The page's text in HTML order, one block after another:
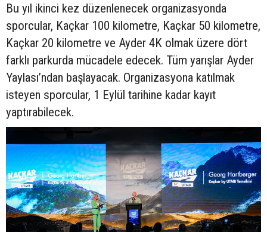
Bu yıl ikinci kez düzenlenecek organizasyonda
sporcular, Kaçkar 100 kilometre, Kaçkar 50 kilometre,
Kaçkar 20 kilometre ve Ayder 4K olmak üzere dört
farklı parkurda mücadele edecek. Tüm yarışlar Ayder
Yaylası’ndan başlayacak. Organizasyona katılmak
isteyen sporcular, 1 Eylül tarihine kadar kayıt
yaptırabilecek.